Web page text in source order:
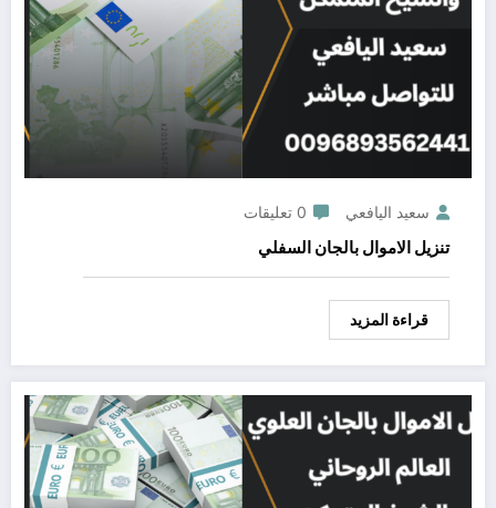
سعيد اليافعي 0 تعليقات
تنزيل الاموال بالجان السفلي
قراءة المزيد